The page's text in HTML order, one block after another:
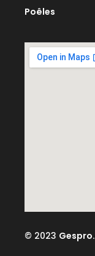
Poêles
© 2023